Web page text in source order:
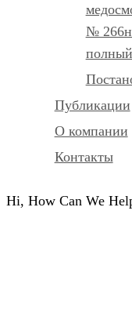
№ 266н
полный
Публикации
О компании
Контакты
Hi, How Can We